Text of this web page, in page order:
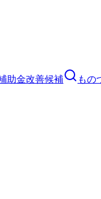
助金改善候補 もの